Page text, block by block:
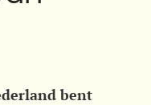
bent